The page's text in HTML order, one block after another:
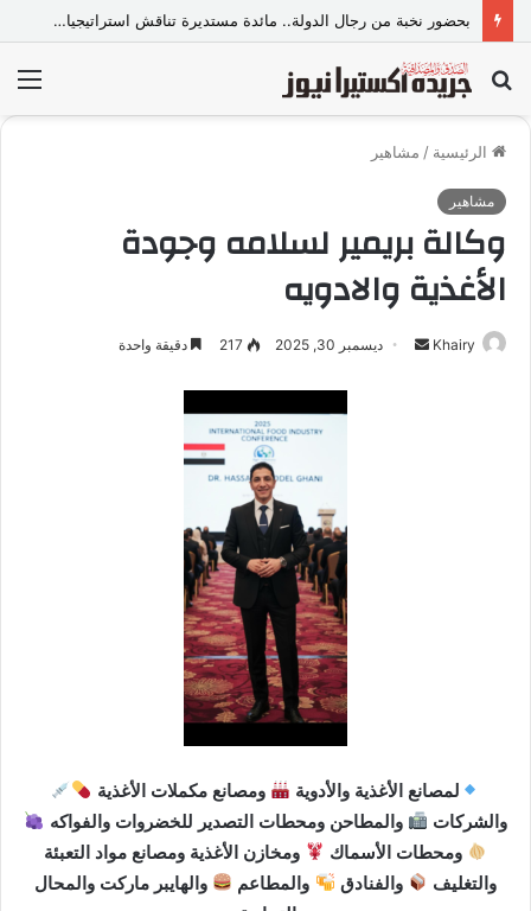
بحضور نخبة من رجال الدولة.. مائدة مستديرة تناقش استراتيجيات المواجهة القانونية لخطاب الكراهية والتطرف
بحث
عن
الرئيسية / مشاهير
مشاهير
وكالة بريمير لسلامه وجودة
الأغذية والادويه
Khairy
ي
ا
ديسمبر 30, 2025 217 دقيقة واحدة
لمصانع الأغذية والأدوية
ومصانع مكملات الأغذية
والشركات
والمطاحن ومحطات التصدير للخضروات والفواكه
ومحطات الأسماك
ومخازن الأغذية ومصانع مواد التعبئة
والتغليف
والفنادق والمطاعم
والهايبر ماركت والمحال